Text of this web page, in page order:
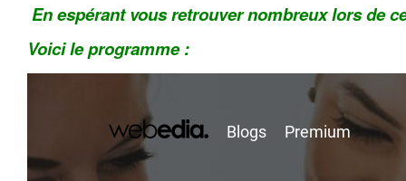
En espérant vous retrouver nombreux lors de
Voici le programme :